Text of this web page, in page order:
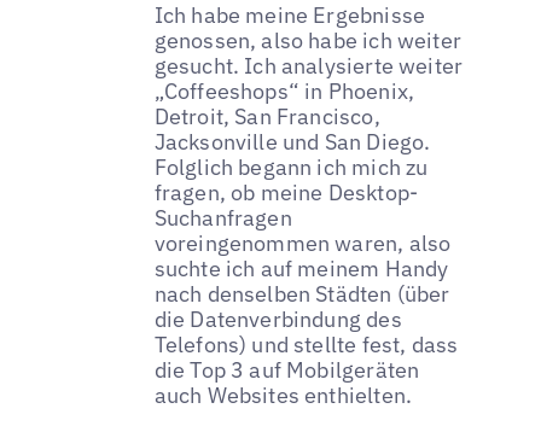
Ich habe meine Ergebnisse
genossen, also habe ich weiter
gesucht. Ich analysierte weiter
„Coffeeshops“ in Phoenix,
Detroit, San Francisco,
Jacksonville und San Diego.
Folglich begann ich mich zu
fragen, ob meine Desktop-
Suchanfragen
voreingenommen waren, also
suchte ich auf meinem Handy
nach denselben Städten (über
die Datenverbindung des
Telefons) und stellte fest, dass
die Top 3 auf Mobilgeräten
auch Websites enthielten.